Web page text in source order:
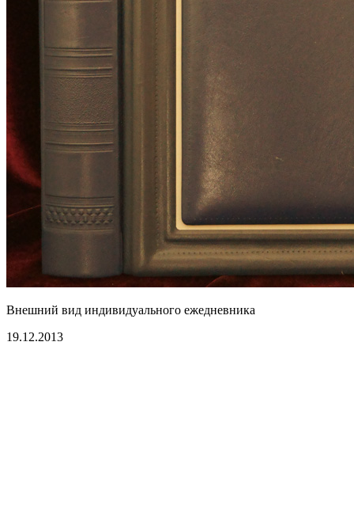
Внешний вид индивидуального ежедневника
19.12.2013